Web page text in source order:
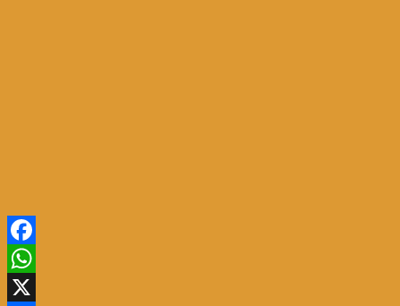
Facebook
WhatsApp